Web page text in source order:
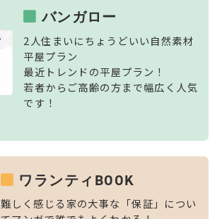
バンガロー
2人住まいにちょうどいい自然素材
平屋プラン
最近トレンドの平屋プラン！
若者からご高齢の方まで幅広く人気
です！
ワランティBOOK
難しく感じる家の大事な「保証」につい